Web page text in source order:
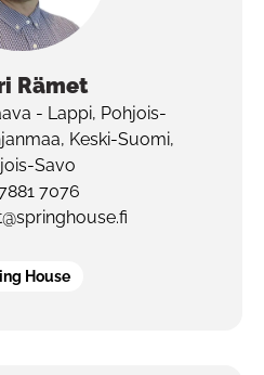
Rämet
- Lappi, Pohjois-
Keski-Suomi,
Savo
7076
House